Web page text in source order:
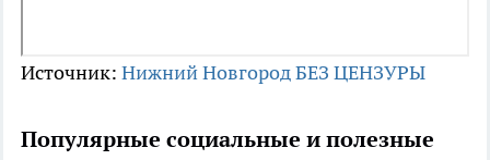
Источник: Нижний Новгород БЕЗ ЦЕНЗУРЫ
Популярные социальные и полезные